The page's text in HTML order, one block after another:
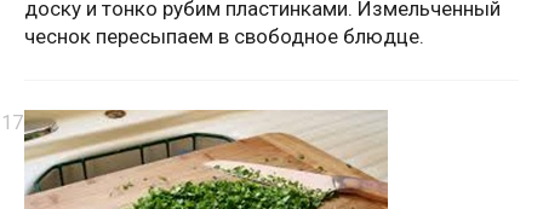
доску и тонко рубим пластинками. Измельченный
чеснок пересыпаем в свободное блюдце.